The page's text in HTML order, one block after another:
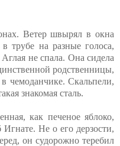
Ветер швырял в окна
трубе на разные голоса,
не спала. Она сидела
родственницы,
чемоданчике. Скальпели,
знакомая сталь.
как печеное яблоко,
Не о его дерзости,
он судорожно теребил